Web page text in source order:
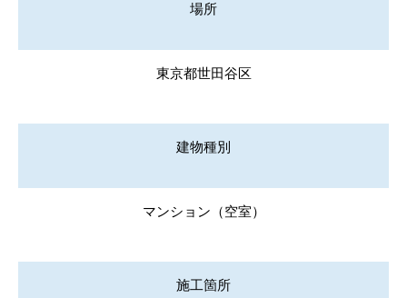
場所
東京都世田谷区
建物種別
マンション（空室）
施工箇所